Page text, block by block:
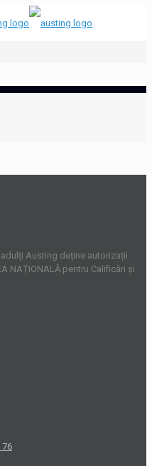
Austing deține autorizații
NAȚIONALĂ pentru Calificări și
76